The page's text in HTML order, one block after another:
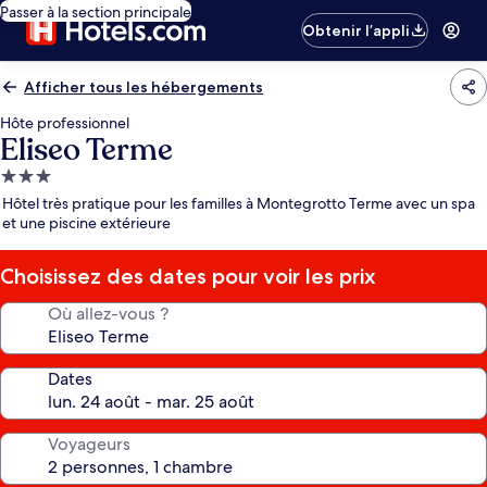
Passer à la section principale
Obtenir l’appli
Afficher tous les hébergements
Hôte professionnel
Eliseo Terme
Hébergement
3.0 étoiles
Hôtel très pratique pour les familles à Montegrotto Terme avec un spa
et une piscine extérieure
Choisissez des dates pour voir les prix
Où allez-vous ?
Dates
Voyageurs